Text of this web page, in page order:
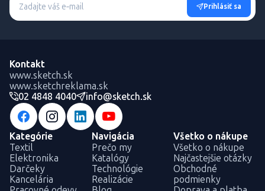
Prihlásiť sa
Kontakt
www.sketch.sk
www.sketchreklama.sk
02 4848 4040
info@sketch.sk
Kategórie
Textil
Elektronika
Darčeky
Kancelária
Navigácia
Prečo my
Katalógy
Technológie
Realizácie
Všetko o nákupe
Všetko o nákupe
Najčastejšie otázky
Obchodné
podmienky